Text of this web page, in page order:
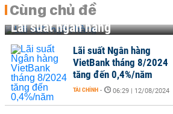
Cùng chủ đề
Lãi suất ngân hàng
Lãi suất Ngân hàng
VietBank tháng 8/2024
tăng đến 0,4%/năm
TÀI CHÍNH - 06:29 | 12/08/2024